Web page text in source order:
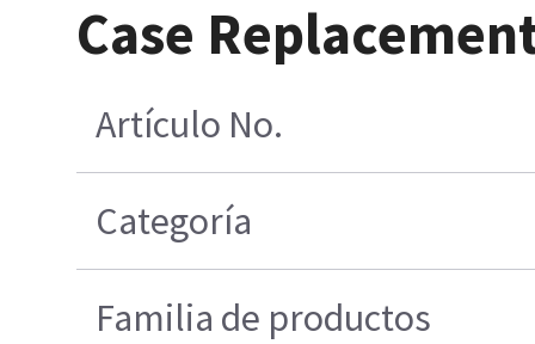
Case
Artículo No.
Categoría
Familia de productos